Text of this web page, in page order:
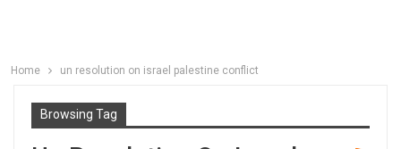
Home un resolution on israel palestine conflict
Browsing Tag